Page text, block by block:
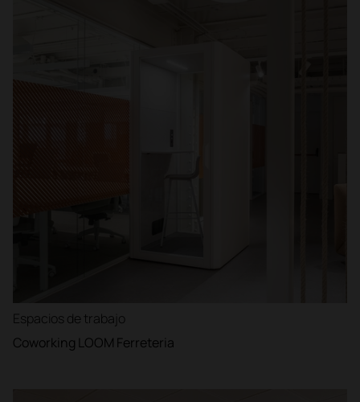
Espacios de trabajo
Coworking LOOM Ferreteria